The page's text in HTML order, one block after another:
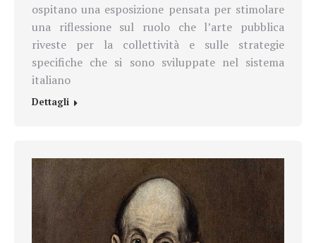
ospitanouna esposizione pensata per stimolare
una riflessione sul ruolo che l’arte pubblica
riveste per la collettività e sulle strategie
specifiche che si sono sviluppate nel sistema
italiano
Dettagli